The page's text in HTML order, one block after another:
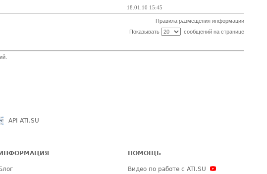
18.01.10 15:45
Правила размещения информации
Показывать
сообщений на странице
API ATI.SU
ИНФОРМАЦИЯ
Блог
ПОМОЩЬ
Видео по работе с ATI.SU